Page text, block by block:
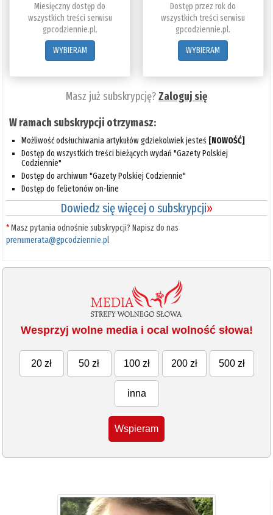
Miesięczny dostęp do
wszystkich treści serwisu
gpcodziennie.pl.
WYBIERAM
Dostęp przez rok do
wszystkich treści serwisu
gpcodziennie.pl.
WYBIERAM
Masz już subskrypcję?Zaloguj się
W ramach subskrypcji otrzymasz:
Możliwość odsłuchiwania artykułów gdziekolwiek jesteś [NOWOŚĆ]
Dostęp do wszystkich treści bieżących wydań "Gazety Polskiej
Codziennie"
Dostęp do archiwum "Gazety Polskiej Codziennie"
Dostęp do felietonów on-line
Dowiedz się więcej o subskrypcji»
*Masz pytania odnośnie subskrypcji? Napisz do nas
prenumerata@gpcodziennie.pl
Wesprzyj wolne media i ocal wolność słowa!
20 zł 50 zł 100 zł 200 zł 500 zł
inna
Wspieram